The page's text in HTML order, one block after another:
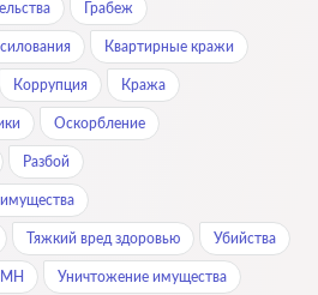
Грабеж
Квартирные кражи
Коррупция Кража
Оскорбление
Разбой
имущества
Тяжкий вред здоровью Убийства
Уничтожение имущества